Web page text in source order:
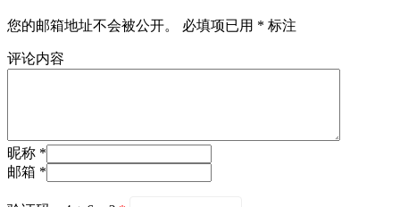
您的邮箱地址不会被公开。 必填项已用 * 标注
评论内容
昵称 *
邮箱 *